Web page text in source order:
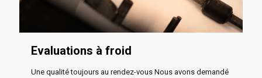
Evaluations à froid
Une qualité toujours au rendez-vous Nous avons demandé